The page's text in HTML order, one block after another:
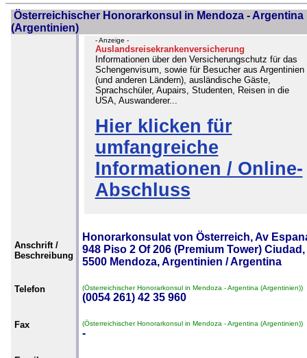
Österreichischer Honorarkonsul in Mendoza - Argentina
(Argentinien)
- Anzeige -
Auslandsreisekrankenversicherung
Informationen über den Versicherungschutz für das
Schengenvisum, sowie für Besucher aus Argentinien
(und anderen Ländern), ausländische Gäste,
Sprachschüler, Aupairs, Studenten, Reisen in die
USA, Auswanderer...
Hier klicken für
umfangreiche
Informationen / Online-
Abschluss
Anschrift /
Beschreibung
Honorarkonsulat von Österreich, Av
948 Piso 2 Of 206 (Premium Tower) Ciudad,
5500 Mendoza, Argentinien / Argentina
Telefon (Österreichischer Honorarkonsul in Mendoza - Argentina (Argentinien))
(0054 261) 42 35 960
Fax (Österreichischer Honorarkonsul in Mendoza - Argentina (Argentinien))
-